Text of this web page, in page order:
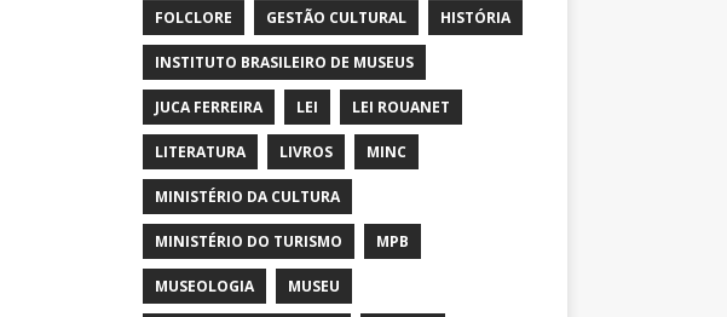
FOLCLORE GESTÃO CULTURAL HISTÓRIA
INSTITUTO BRASILEIRO DE MUSEUS
JUCA FERREIRA LEI LEI ROUANET
LITERATURA LIVROS MINC
MINISTÉRIO DA CULTURA
MINISTÉRIO DO TURISMO MPB
MUSEOLOGIA MUSEU